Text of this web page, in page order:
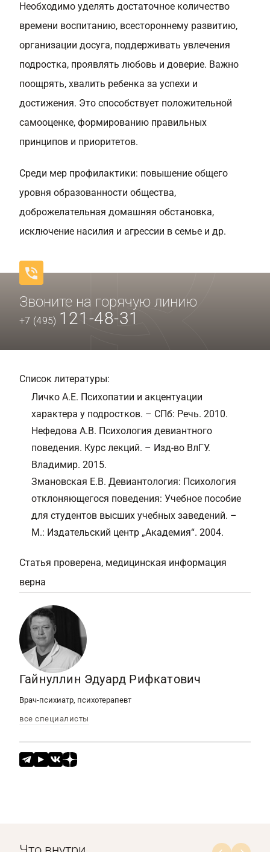
Необходимо уделять достаточное количество
времени воспитанию, всестороннему развитию,
организации досуга, поддерживать увлечения
подростка, проявлять любовь и доверие. Важно
поощрять, хвалить ребенка за успехи и
достижения. Это способствует положительной
самооценке, формированию правильных
принципов и приоритетов.
Среди мер профилактики: повышение общего
уровня образованности общества,
доброжелательная домашняя обстановка,
исключение насилия и агрессии в семье и др.
Звоните на горячую линию
+7 (495) 121-48-31
Список литературы:
Личко А.Е. Психопатии и акцентуации
характера у подростков. – СПб: Речь. 2010.
Нефедова А.В. Психология девиантного
поведения. Курс лекций. – Изд-во ВлГУ.
Владимир. 2015.
Змановская Е.В. Девиантология: Психология
отклоняющегося поведения: Учебное пособие
для студентов высших учебных заведений. –
М.: Издательский центр „Академия“. 2004.
Статья проверена, медицинская информация
верна
Гайнуллин Эдуард Рифкатович
Врач-психиатр, психотерапевт
все специалисты